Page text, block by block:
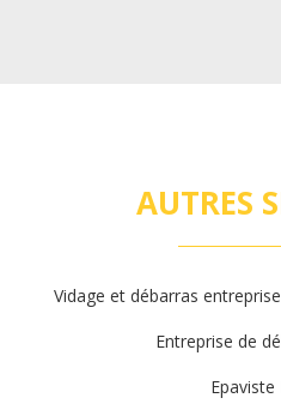
AUTRES
Vidage et débarras
Entreprise de
Epaviste